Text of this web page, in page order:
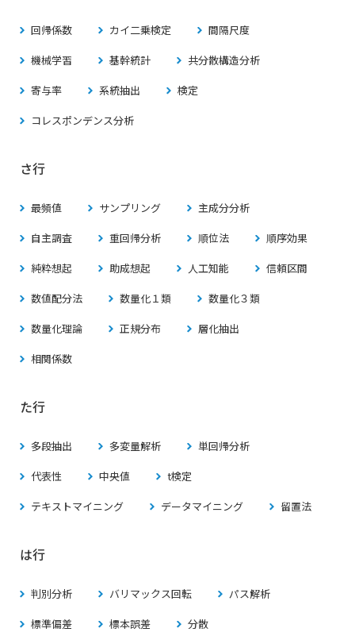
回帰係数 カイ二乗検定
間隔尺度
機械学習
基幹統計
共分散構造分析
寄与率
系統抽出
検定
コレスポンデンス分析
さ行
最頻値 サンプリング
主成分分析
自主調査
重回帰分析 順位法
順序効果
純粋想起
助成想起 人工知能
信頼区間
数値配分法
数量化１類
数量化３類
数量化理論
正規分布
層化抽出
相関係数
た行
多段抽出 多変量解析
単回帰分析
代表性
中央値
t検定
テキストマイニング
データマイニング 留置法
は行
判別分析 バリマックス回転
パス解析
標準偏差
標本誤差
分散